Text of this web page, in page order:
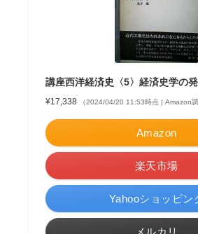
講座西洋経済史〈5〉経済史学の
¥17,338 （2024/04/20 11:53時点 | Amazon調
Amazon
楽天市場
Yahooショッピン
メルカリ